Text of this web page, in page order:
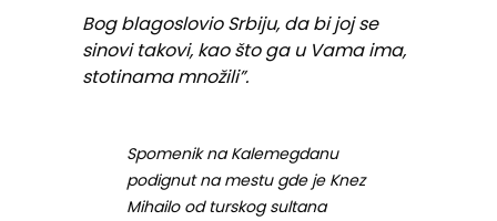
Bog blagoslovio Srbiju, da bi joj se
sinovi takovi, kao što ga u Vama ima,
stotinama množili”.
Spomenik na Kalemegdanu
podignut na mestu gde je Knez
Mihailo od turskog sultana